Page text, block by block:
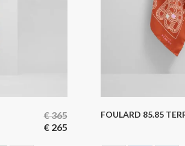
€365
€265
FOULARD 85.85